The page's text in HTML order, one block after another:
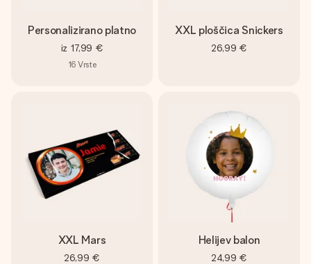
Personalizirano platno
iz 17,99 €
16 Vrste
XXL ploščica Snickers
26,99 €
XXL Mars
26,99 €
Helijev balon
24,99 €